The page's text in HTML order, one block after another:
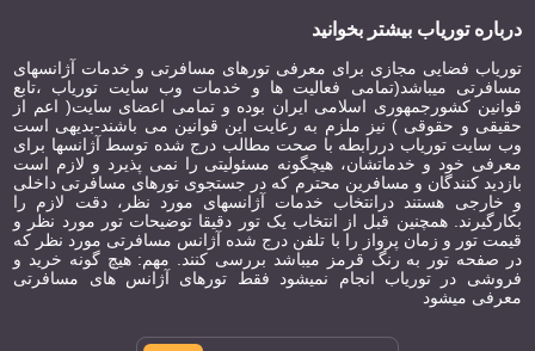
درباره توریاب بیشتر بخوانید
توریاب فضایی مجازی برای معرفی تورهای مسافرتی و خدمات آژانسهای
مسافرتی میباشد(تمامی فعالیت ها و خدمات وب سایت توریاب ،تابع
قوانین کشورجمهوری اسلامی ایران بوده و تمامی اعضای سایت( اعم از
حقیقی و حقوقی ) نیز ملزم به رعایت این قوانین می باشند-بدیهی است
وب سایت توریاب دررابطه با صحت مطالب درج شده توسط آژانسها برای
معرفی خود و خدماتشان، هیچگونه مسئولیتی را نمی پذیرد و لازم است
بازدید کنندگان و مسافرین محترم که در جستجوی تورهای مسافرتی داخلی
و خارجی هستند درانتخاب خدمات آژانسهای مورد نظر، دقت لازم را
بکارگیرند. همچنین قبل از انتخاب یک تور دقیقا توضیحات تور مورد نظر و
قیمت تور و زمان پرواز را با تلفن درج شده آژانس مسافرتی مورد نظر که
در صفحه تور به رنگ قرمز میباشد بررسی کنند. مهم: هیچ گونه خرید و
فروشی در توریاب انجام نمیشود فقط تورهای آژانس های مسافرتی
معرفی میشود